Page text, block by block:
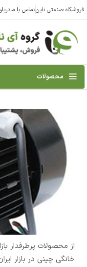
فروشگاه صنعتی ناینتماس با ما
محصولات
از محصولات پرطرفدار
خانگی چینی در بازار